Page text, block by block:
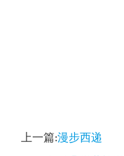
上一篇:漫步西递